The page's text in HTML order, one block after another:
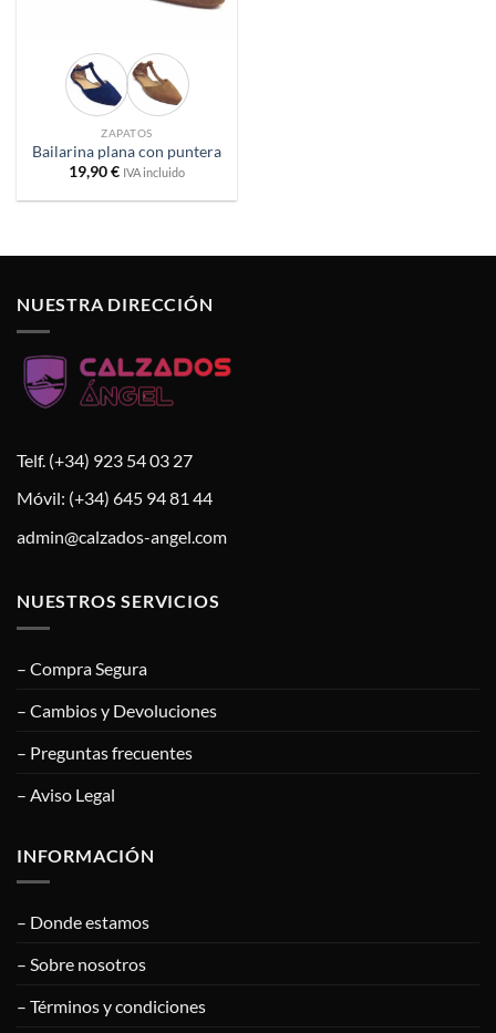
ZAPATOS
Bailarina plana con puntera
19,90€ IVA incluido
NUESTRA DIRECCIÓN
Telf. (+34) 923 54 03 27
Móvil: (+34) 645 94 81 44
admin@calzados-angel.com
NUESTROS SERVICIOS
– Compra Segura
– Cambios y Devoluciones
– Preguntas frecuentes
– Aviso Legal
INFORMACIÓN
– Donde estamos
– Sobre nosotros
– Términos y condiciones